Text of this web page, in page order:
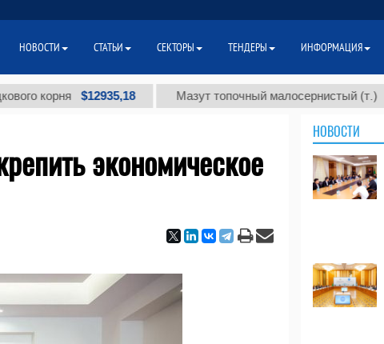
$12935,18 Мазут топочный малосернистый (т.) $300
экономическое
НОВОСТИ
НОВОСТИ СТАТЬИ СЕКТОРЫ ТЕНДЕРЫ ИНФОРМАЦИЯ